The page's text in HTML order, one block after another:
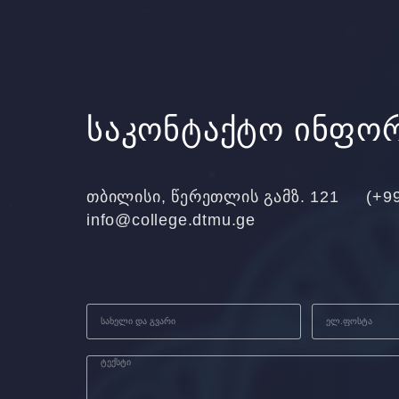
საკონტაქტო
თბილისი, წერეთლის გამზ. 121
info@college.dtmu.ge